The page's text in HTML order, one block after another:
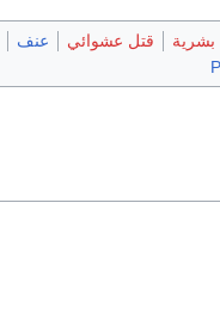
قتل عشوائي عنف